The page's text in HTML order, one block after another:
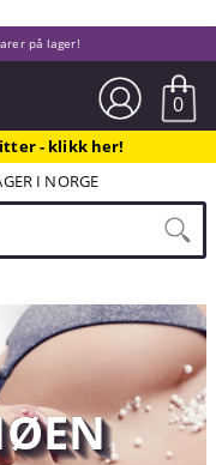
på lager!
0
- klikk her!
I NORGE